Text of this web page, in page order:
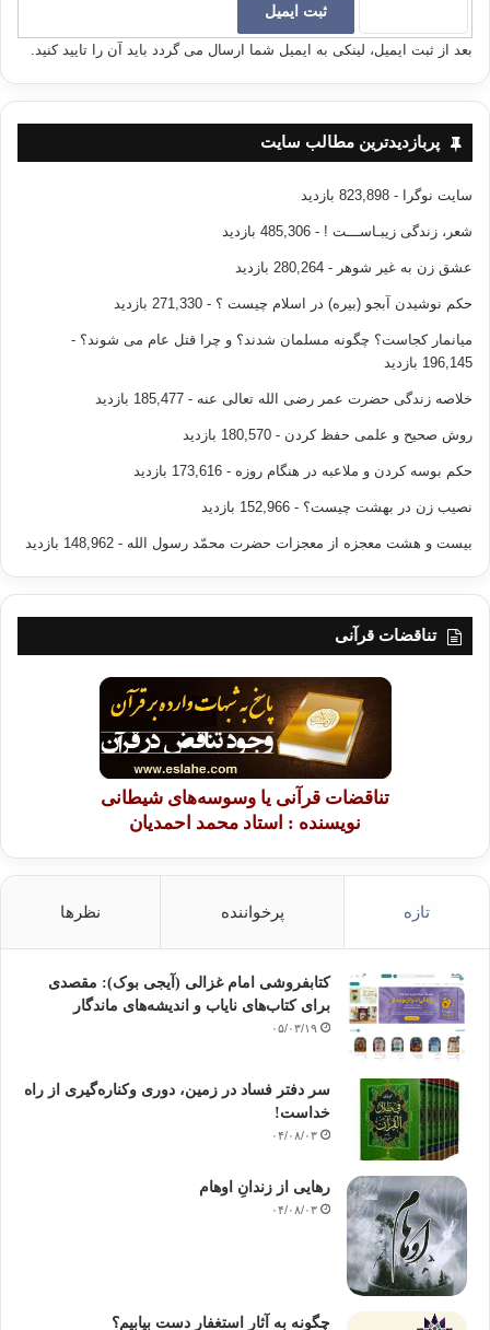
بعد از ثبت ایمیل، لینکی به ایمیل شما ارسال می گردد باید آن را تایید کنید.
پربازدیدترین مطالب سایت
سایت نوگرا - 823,898 بازدید
شعر، زندگی زیبـاســـت ! - 485,306 بازدید
عشق زن به غیر شوهر - 280,264 بازدید
حکم نوشیدن آبجو (بیره) در اسلام چیست ؟ - 271,330 بازدید
میانمار کجاست؟ چگونه مسلمان شدند؟ و چرا قتل عام می شوند؟ -
196,145 بازدید
خلاصه زندگی حضرت عمر رضی الله تعالی عنه - 185,477 بازدید
روش صحیح و علمی حفظ کردن - 180,570 بازدید
حکم بوسه کردن و ملاعبه در هنگام روزه - 173,616 بازدید
نصیب زن در بهشت چیست؟ - 152,966 بازدید
بیست و هشت معجزه از معجزات حضرت محمّد رسول الله - 148,962 بازدید
تناقضات قرآنی
تناقضات قرآنی یا وسوسه‌های شیطانی
نویسنده : استاد محمد احمدیان
تازه پرخواننده نظرها
کتابفروشی امام غزالی (آیجی بوک): مقصدی
برای کتاب‌های نایاب و اندیشه‌های ماندگار
۰۵/۰۳/۱۹
سر دفتر فساد در زمین‌، دوری وکناره‌گیری از راه
خداست‌!
۰۴/۰۸/۰۳
رهایی از زندانِ اوهام
۰۴/۰۸/۰۳
چگونه به آثار استغفار دست بیابیم؟